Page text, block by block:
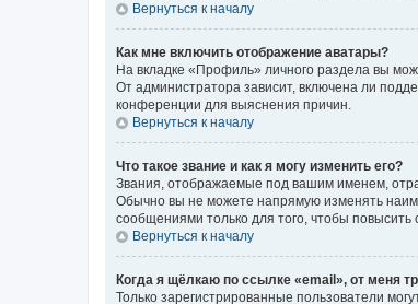
Вернуться к началу
Как мне включить отображение аватары?
На вкладке «Профиль» личного раздела вы
От администратора зависит, включена ли
конференции для выяснения причин.
Вернуться к началу
Что такое звание и как я могу изменить его?
Звания, отображаемые под вашим именем,
Обычно вы не можете напрямую изменять
сообщениями только для того, чтобы
Вернуться к началу
Когда я щёлкаю по ссылке «email», от меня
Только зарегистрированные пользователи